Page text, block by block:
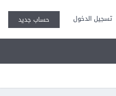
تسجيل الدخول حساب جديد